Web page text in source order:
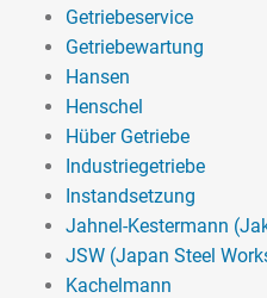
Getriebeservice
Getriebewartung
Hansen
Henschel
Hüber Getriebe
Industriegetriebe
Instandsetzung
Jahnel-Kestermann
JSW (Japan Steel
Kachelmann